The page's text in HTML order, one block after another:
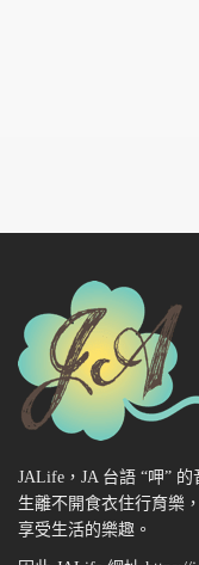
JALife，JA 台語 “呷”
生離不開食衣住行育樂
享受生活的樂趣。